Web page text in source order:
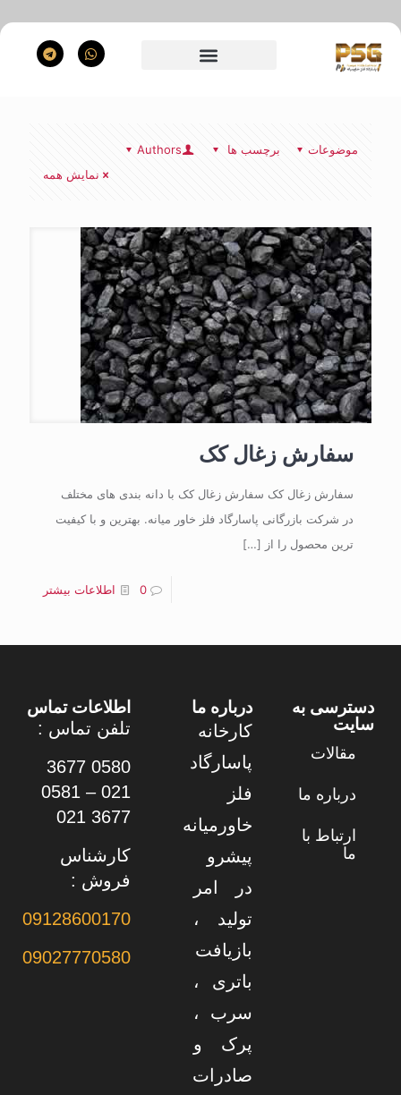
موضوعات برچسب ها
Authors
نمایش همه
سفارش زغال کک
سفارش زغال کک سفارش زغال کک با دانه بندی های مختلف
در شرکت بازرگانی پاسارگاد فلز خاور میانه. بهترین و با کیفیت
ترین محصول را از […]
0 اطلاعات بیشتر
دسترسی به
سایت
مقالات
درباره ما
ارتباط با
ما
درباره ما
کارخانه
پاسارگاد
فلز
خاورمیانه
پیشرو
در امر
تولید ،
بازیافت
باتری ،
سرب ،
پرک و
صادرات
اطلاعات تماس
تلفن تماس :
0580 3677
021 – 0581
3677 021
کارشناس
فروش :
09128600170
09027770580